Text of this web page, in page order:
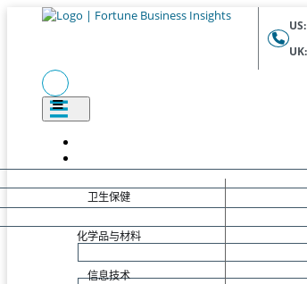
US:
UK:
卫生保健
化学品与材料
信息技术